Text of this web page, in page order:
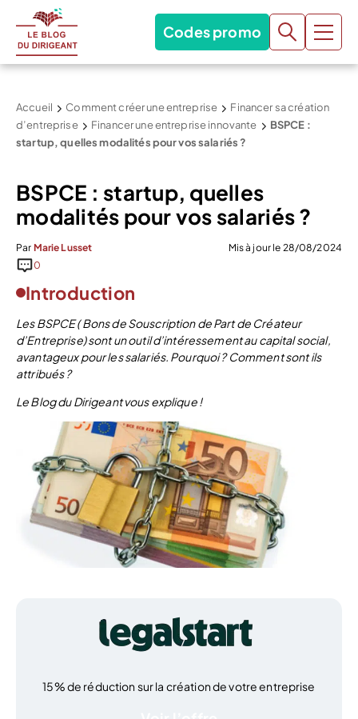
Codes promo
Accueil Comment créer une entreprise
Financer sa création
d’entreprise
Financer une entreprise innovante
BSPCE :
startup, quelles modalités pour vos salariés ?
BSPCE : startup, quelles
modalités pour vos salariés ?
Par Marie Lusset
Mis à jour le 28/08/2024
0
Introduction
Les BSPCE ( Bons de Souscription de Part de Créateur
d’Entreprise) sont un outil d’intéressement au capital social,
avantageux pour les salariés. Pourquoi ? Comment sont ils
attribués ?
Le Blog du Dirigeant vous explique !
15% de réduction sur la création de votre entreprise